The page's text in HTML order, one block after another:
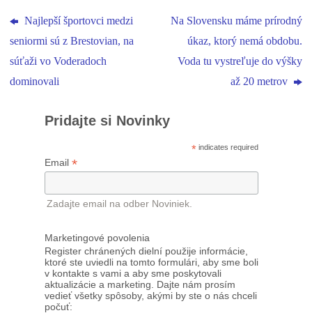
Najlepší športovci medzi
seniormi sú z Brestovian, na
súťaži vo Voderadoch
dominovali
Na Slovensku máme prírodný
úkaz, ktorý nemá obdobu.
Voda tu vystreľuje do výšky
až 20 metrov
Pridajte si Novinky
* indicates required
Email *
Zadajte email na odber Noviniek.
Marketingové povolenia
Register chránených dielní použije informácie,
ktoré ste uviedli na tomto formulári, aby sme boli
v kontakte s vami a aby sme poskytovali
aktualizácie a marketing. Dajte nám prosím
vedieť všetky spôsoby, akými by ste o nás chceli
počuť: